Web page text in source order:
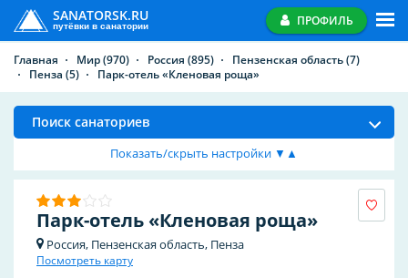
SANATORSK.RU
путёвки в санатории ПРОФИЛЬ
Главная Мир(970) Россия (895) Пензенская область(7)
Пенза (5) Парк-отель «Кленовая роща»
Поиск санаториев
Показать/скрыть настройки ▼▲
Парк-отель «Кленовая роща»
Россия, Пензенская область, Пенза
Посмотреть карту